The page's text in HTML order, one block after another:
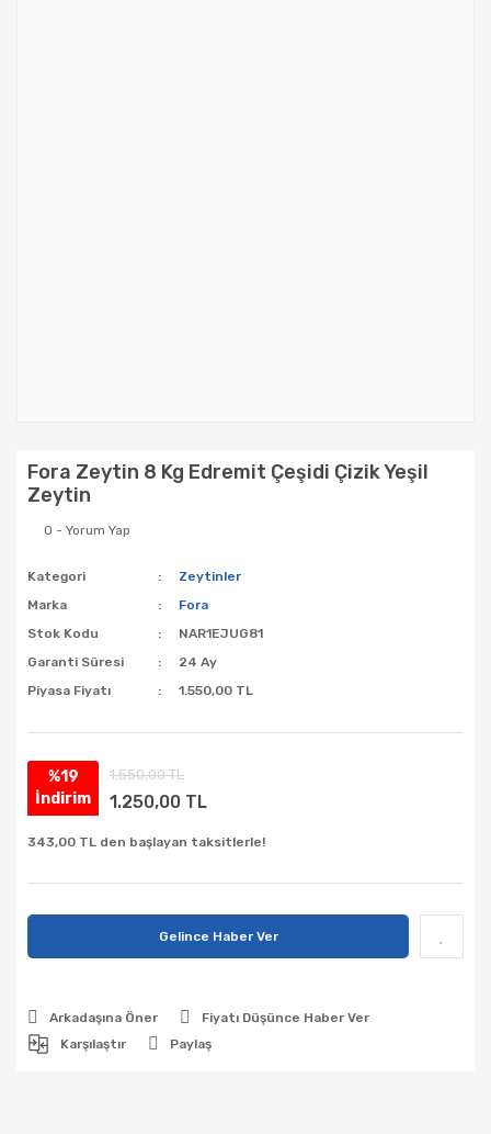
Fora Zeytin 8 Kg Edremit Çeşidi Çizik Yeşil
Zeytin
0 - Yorum Yap
Kategori
Zeytinler
Marka
Fora
Stok Kodu
NAR1EJUG81
Garanti Süresi
24 Ay
Piyasa Fiyatı
1.550,00 TL
%19
İndirim
1.550,00 TL
1.250,00 TL
343,00 TL den başlayan taksitlerle!
Gelince Haber Ver
Arkadaşına Öner
Fiyatı Düşünce Haber Ver
Karşılaştır
Paylaş